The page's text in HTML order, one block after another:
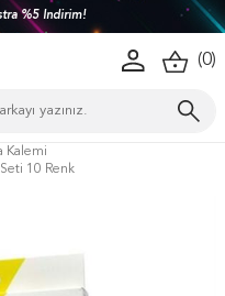
%5 İndirim!
(0)
Kalemi
10 Renk